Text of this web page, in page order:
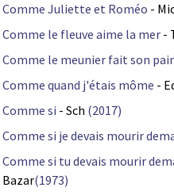
Comme Juliette et Roméo -
Comme le fleuve aime la mer -
Comme le meunier fait son
Comme quand j'étais môme -
Comme si - Sch (2017)
Comme si je devais mourir
Comme si tu devais mourir
Bazar(1973)